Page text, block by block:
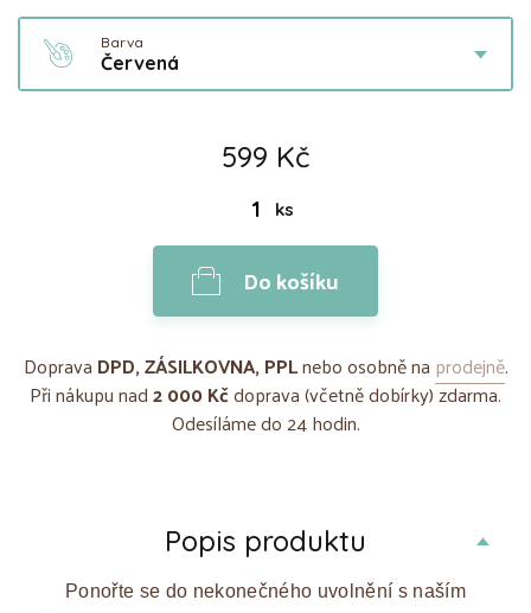
Barva
Červená
599 Kč
ks
Do košíku
Doprava DPD, ZÁSILKOVNA, PPLnebo osobně na prodejně.
Při nákupu nad2 000 Kčdoprava (včetně dobírky) zdarma.
Odesíláme do 24 hodin.
Popis produktu
Ponořte se do nekonečného uvolnění s naším